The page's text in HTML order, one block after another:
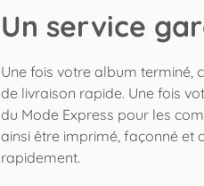
Un service
Une fois votre album terminé,
de livraison rapide. Une fois
du Mode Express pour les
ainsi être imprimé, façonné et
rapidement.